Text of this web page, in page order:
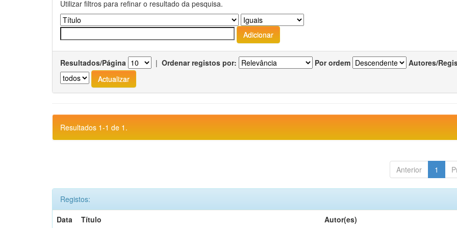
Utilizar filtros para refinar o resultado da pesquisa.
Resultados/Página | Ordenar registos por: Por ordem Autores/
Resultados 1-1 de 1.
Anterior 1
Registos:
Data
Título Autor(es)